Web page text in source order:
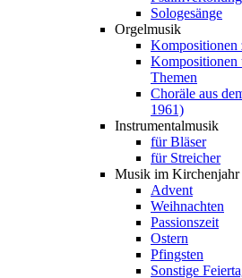
Sologesänge
Orgelmusik
Kompositionen
Kompositionen
Themen
Choräle aus
1961)
Instrumentalmusik
für Bläser
für Streicher
Musik im Kirchenjahr
Advent
Weihnachten
Passionszeit
Ostern
Pfingsten
Sonstige